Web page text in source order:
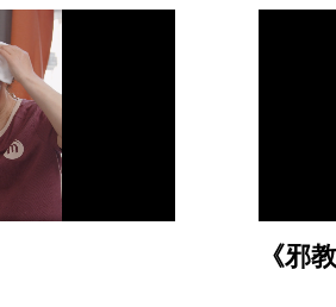
《邪